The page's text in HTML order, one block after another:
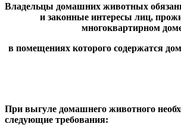
Владельцы домашних животных
и законные интересы лиц,
многоквартирном
в помещениях которого содержатся
При выгуле домашнего животного
следующие требования: